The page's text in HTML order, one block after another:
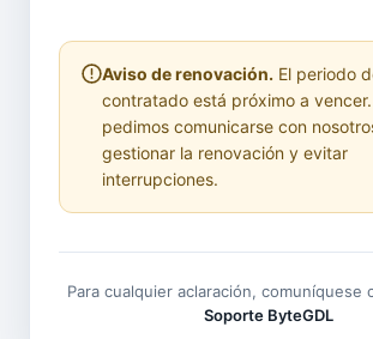
Aviso de renovación. El periodo
contratado está próximo a
pedimos comunicarse con
gestionar la renovación y evitar
interrupciones.
Para cualquier aclaración, comuníquese
Soporte ByteGDL